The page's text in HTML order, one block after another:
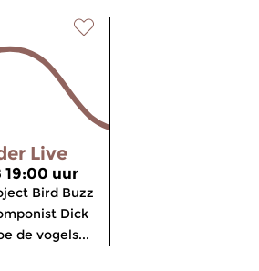
Live
19:00 uur
Bird Buzz
Dick
de vogels...